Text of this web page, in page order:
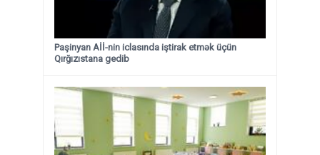
Paşinyan Aİİ-nin iclasında iştirak etmək üçün
Qırğızıstana gedib